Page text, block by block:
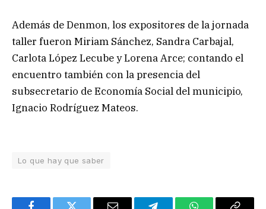
Además de Denmon, los expositores de la jornada
taller fueron Miriam Sánchez, Sandra Carbajal,
Carlota López Lecube y Lorena Arce; contando el
encuentro también con la presencia del
subsecretario de Economía Social del municipio,
Ignacio Rodríguez Mateos.
Lo que hay que saber